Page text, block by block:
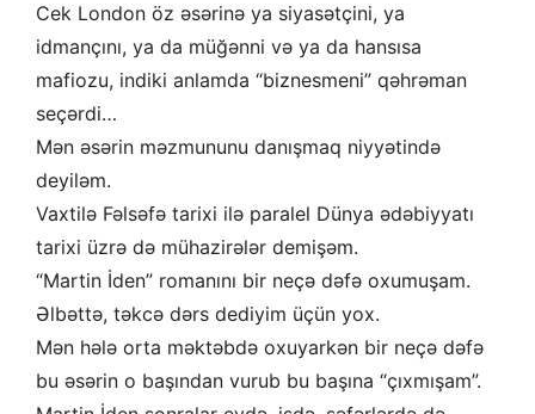
Cek London öz əsərinə ya siyasətçini, ya
idmançını, ya da müğənni və ya da hansısa
mafiozu, indiki anlamda “biznesmeni” qəhrəman
seçərdi…
Mən əsərin məzmununu danışmaq niyyətində
deyiləm.
Vaxtilə Fəlsəfə tarixi ilə paralel Dünya ədəbiyyatı
tarixi üzrə də mühazirələr demişəm.
“Martin İden” romanını bir neçə dəfə oxumuşam.
Əlbəttə, təkcə dərs dediyim üçün yox.
Mən hələ orta məktəbdə oxuyarkən bir neçə dəfə
bu əsərin o başından vurub bu başına “çıxmışam”.